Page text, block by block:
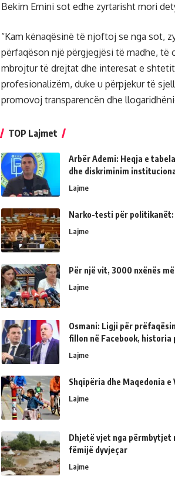
Bekim Emini sot edhe zyrtarisht mori
“Kam kënaqësinë të njoftoj se nga sot,
përfaqëson një përgjegjësi të madhe, të
mbrojtur të drejtat dhe interesat e
profesionalizëm, duke u përpjekur të
promovoj transparencën dhe
TOP Lajmet
Arbër Ademi: Heqja e
dhe diskriminim
Lajme
Narko-testi për politikanët:
Lajme
Për një vit, 3000 nxënës
Lajme
Osmani: Ligji për
fillon në Facebook, historia
Lajme
Shqipëria dhe Maqedonia
Lajme
Dhjetë vjet nga përmbytjet
fëmijë dyvjeçar
Lajme